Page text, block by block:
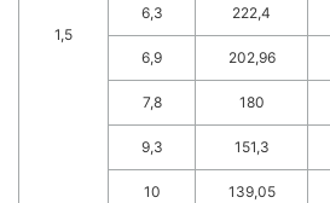
1,5
6,3 222,4
6,9 202,96
7,8 180
9,3 151,3
10 139,05